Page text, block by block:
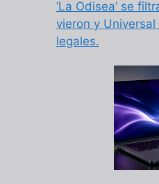
‘La Odisea’ se
vieron y
legales.